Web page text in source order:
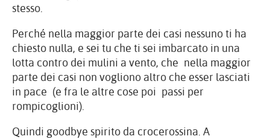
stesso.
Perché nella maggior parte dei casi nessuno ti ha
chiesto nulla, e sei tu che ti sei imbarcato in una
lotta contro dei mulini a vento, che nella maggior
parte dei casi non vogliono altro che esser lasciati
in pace (e fra le altre cose poi passi per
rompicoglioni).
Quindi goodbye spirito da crocerossina. A